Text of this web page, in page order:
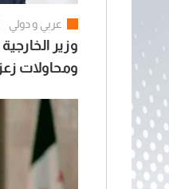
عربي و دولي
وزير
ومحاولات